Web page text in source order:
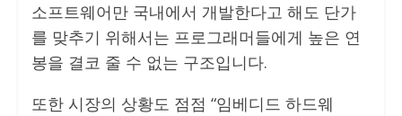
소프트웨어만 국내에서 개발한다고 해도 단가
를 맞추기 위해서는 프로그래머들에게 높은 연
봉을 결코 줄 수 없는 구조입니다.
또한 시장의 상황도 점점 “임베디드 하드웨